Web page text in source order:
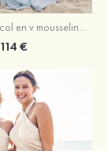
Robe trapèze col en v mousseline ras du sol robe de demoiselle d'honneur
114 €